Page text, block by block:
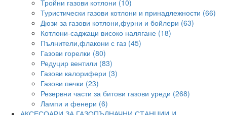
Тройни газови котлони (10)
Туристически газови котлони и принадлежности (66)
Дюзи за газови котлони,фурни и бойлери (63)
Котлони-саджаци високо налягане (18)
Пълнители,флакони с газ (45)
Газови горелки (80)
Редуцир вентили (83)
Газови калорифери (3)
Газови печки (23)
Резервни части за битови газови уреди (268)
Лампи и фенери (6)